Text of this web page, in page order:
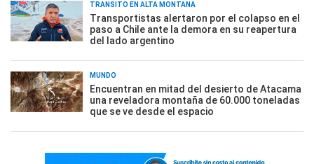
TRÁNSITO EN ALTA MONTAÑA
Transportistas alertaron por el colapso en el
paso a Chile ante la demora en su reapertura
del lado argentino
MUNDO
Encuentran en mitad del desierto de Atacama
una reveladora montaña de 60.000 toneladas
que se ve desde el espacio